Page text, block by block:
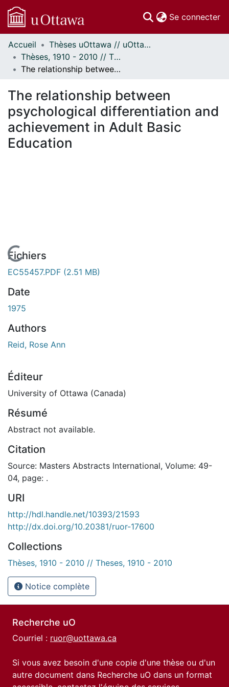
Se connecter
Communautés
et collections
Parcourir
À propos
Accueil
Thèses uOttawa // uOttawa Theses
Thèses, 1910 - 2010 // Theses, 1910 - 2010
The relationship between psychological differentiation and achievement in Adult Basic Education
The relationship between
psychological differentiation and
achievement in Adult Basic
Education
En cours de chargement...
Fichiers
EC55457.PDF (2.51 MB)
Date
1975
Authors
Reid, Rose Ann
Éditeur
University of Ottawa (Canada)
Résumé
Abstract not available.
Citation
Source: Masters Abstracts International, Volume: 49-
04, page: .
URI
http://hdl.handle.net/10393/21593
http://dx.doi.org/10.20381/ruor-17600
Collections
Thèses, 1910 - 2010 // Theses, 1910 - 2010
Notice complète
Recherche uO
Courriel : ruor@uottawa.ca
Si vous avez besoin d'une copie d'une thèse ou d'un
autre document dans Recherche uO dans un format